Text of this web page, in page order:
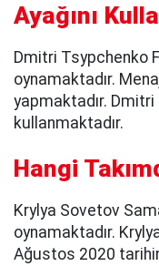
Ayağını
Dmitri Tsypchenko
oynamaktadır.
yapmaktadır. Dmitri
kullanmaktadır.
Hangi
Krylya Sovetov
oynamaktadır.
Ağustos 2020